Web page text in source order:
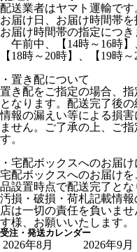
配送業者はヤマト運輸です
お届け日、お届け時間帯を
お届け時間帯の指定につき
午前中、【14時～16時
【18時～20時】、【19時
・置き配について
置き配をご指定の場合、
となります。配送完了後
情報の漏えい等による損
ません。ご了承の上、ご
す。
・宅配ボックスへのお届
宅配ボックスへのお届け
品設置時点で配送完了と
汚損・破損・荷札記載情
店は一切の責任を負いま
す様、お願いいたします。
受注・発送カレンダー
2026年8月
2026年9月